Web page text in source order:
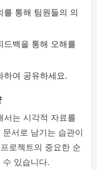
통해 팀원들의 의
드백을 통해 오해를
하여 공유하세요.
서는 시각적 자료를
서로 남기는 습관이
로젝트의 중요한 순
수 있습니다.